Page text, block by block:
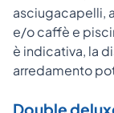
asciugacapelli,
e/o caffè e
è indicativa, la
arredamento
Double